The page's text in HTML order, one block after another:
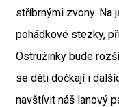
stříbrnými zvony. Na
pohádkové stezky,
Ostružinky bude
se děti dočkají i
navštívit náš lanový